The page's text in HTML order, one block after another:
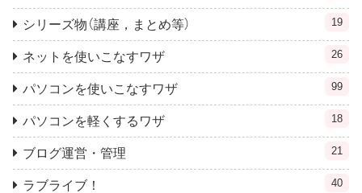
シリーズ物（講座，まとめ等） 19
ネットを使いこなすワザ 26
パソコンを使いこなすワザ 99
パソコンを軽くするワザ 18
ブログ運営・管理 21
ラブライブ！ 40